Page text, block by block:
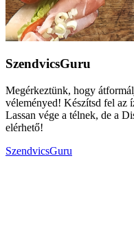
SzendvicsGuru
Megérkeztünk, hogy
véleményed! Készítsd fel az
Lassan vége a télnek, de a
elérhető!
SzendvicsGuru